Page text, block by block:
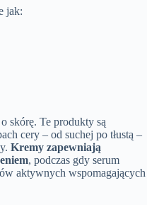
jak:
skórę. Te produkty są
cery – od suchej po tłustą –
Kremy zapewniają
, podczas gdy serum
aktywnych wspomagających